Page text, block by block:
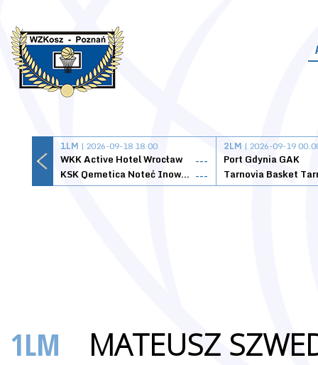
1LM | 2026-09-18 18:00
WKK Active Hotel Wrocław
---
KSK Qemetica Noteć Inowrocław ---
2LM | 2026-09-19
Port Gdynia GAK
1LM MATEUSZ